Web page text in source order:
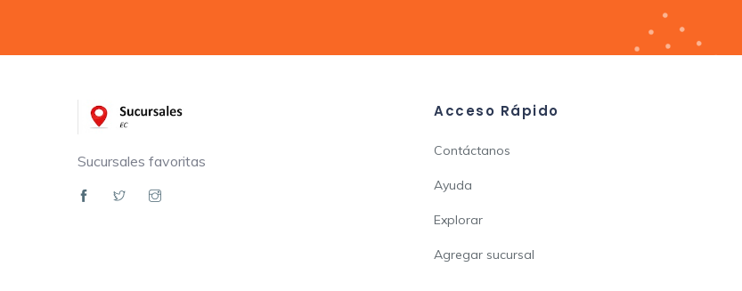
Sucursales favoritas
Acceso Rápido
Contáctanos
Ayuda
Explorar
Agregar sucursal